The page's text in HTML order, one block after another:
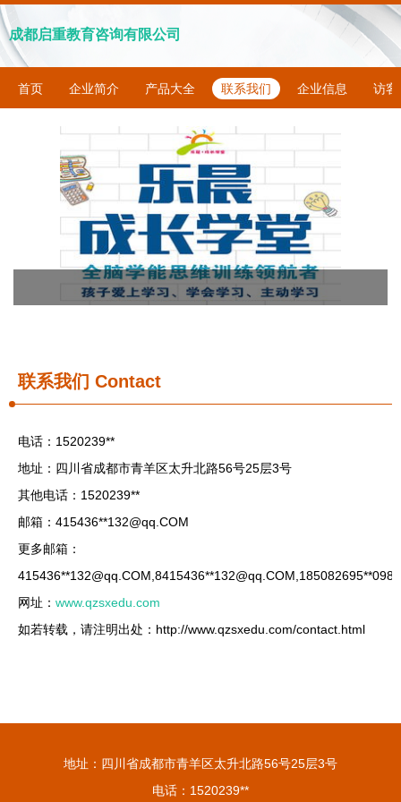
成都启重教育咨询有限公司
首页 企业简介 产品大全 联系我们 企业信息 访客
联系我们 Contact
电话：1520239**
地址：四川省成都市青羊区太升北路56号25层3号
其他电话：1520239**
邮箱：415436**132@qq.COM
更多邮箱：
415436**132@qq.COM ,8415436**132@qq.COM ,185082695**
网址： www.qzsxedu.com
如若转载，请注明出处：http://www.qzsxedu.com/contact.html
地址：四川省成都市青羊区太升北路56号25层3号
电话：1520239**